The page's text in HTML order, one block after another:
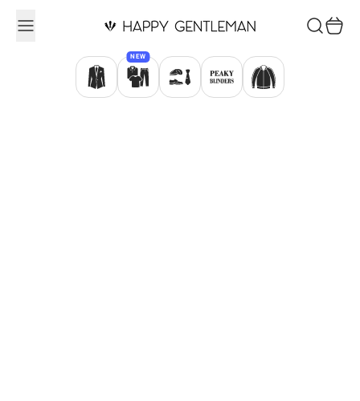
Keresés
Kosár
NEW